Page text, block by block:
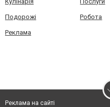
Подорожі Робота
Реклама
Реклама на сайті